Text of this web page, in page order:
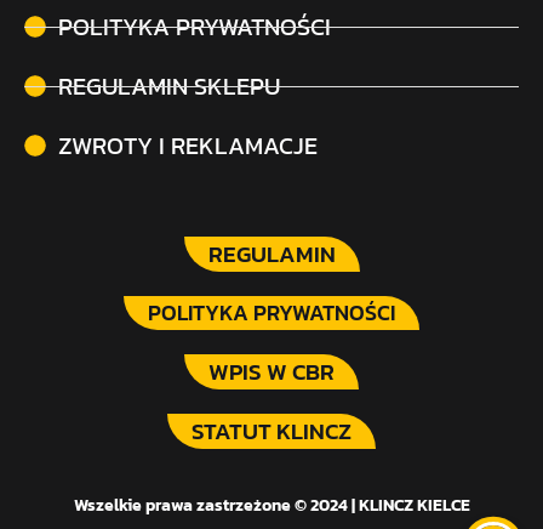
POLITYKA PRYWATNOŚCI
REGULAMIN SKLEPU
ZWROTY I REKLAMACJE
REGULAMIN
POLITYKA PRYWATNOŚCI
WPIS W CBR
STATUT KLINCZ
Wszelkie prawa zastrzeżone © 2024 | KLINCZ KIELCE